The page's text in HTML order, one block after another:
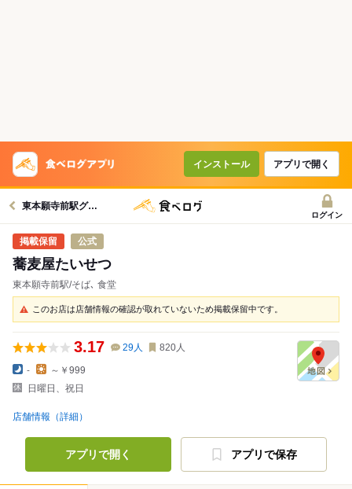
インストール アプリで開く
東本願寺前駅グルメへ
ログイン
公式
蕎麦屋たいせつ
東本願寺前駅/そば､ 食堂
このお店は店舗情報の確認が取れていないため掲載保留中です。
3.17 29人 820人
-
～￥999
日曜日、祝日
店舗情報（詳細）
アプリで開く アプリで保存